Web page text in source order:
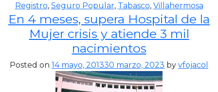
Registro, Seguro Popular, Tabasco, Villahermosa
En 4 meses, supera Hospital de la
Mujer crisis y atiende 3 mil
nacimientos
Posted on 14 mayo, 201330 marzo, 2023 by vfojacol